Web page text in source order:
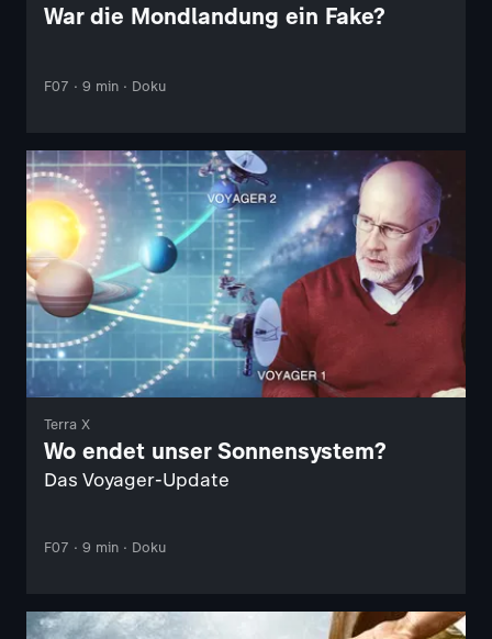
War die Mondlandung ein Fake?
F07 · 9 min · Doku
Terra X
Wo endet unser Sonnensystem?
Das Voyager-Update
F07 · 9 min · Doku